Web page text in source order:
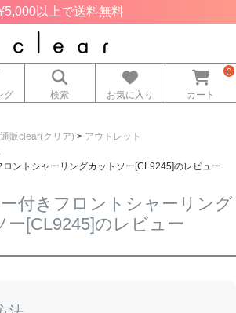
以上で送料無料
グ 検索 お気に入り カート
0
販clear(クリア)
アウトレット
ントシャーリングカットソー[CL9245]のレビュー
付きフロントシャーリング
ー[CL9245]のレビュー